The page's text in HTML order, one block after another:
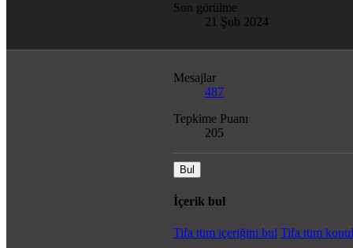
Son görülme
21 Şub 2024
Mesajlar
487
Tepkime Puanı
205
Bul
İçerik bul
Tifa tüm içeriğini bul Tifa tüm